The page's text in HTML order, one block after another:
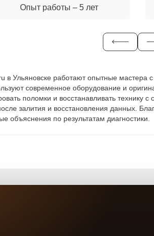
Опыт работы – 5 лет
в Ульяновске работают опытные
современное оборудование и
поломки и восстанавливать
залития и восстановления данных.
объяснения по результатам диагностики.